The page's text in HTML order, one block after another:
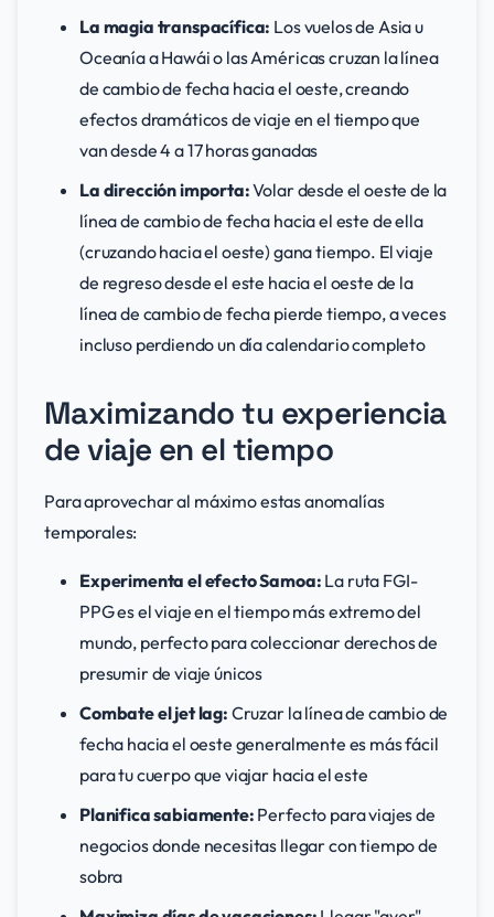
La magia transpacífica: Los vuelos de Asia u
Oceanía a Hawái o las Américas cruzan la línea
de cambio de fecha hacia el oeste, creando
efectos dramáticos de viaje en el tiempo que
van desde 4 a 17 horas ganadas
La dirección importa:Volar desde el oeste de la
línea de cambio de fecha hacia el este de ella
(cruzando hacia el oeste) gana tiempo. El viaje
de regreso desde el este hacia el oeste de la
línea de cambio de fecha pierde tiempo, a veces
incluso perdiendo un día calendario completo
Maximizando tu experiencia
de viaje en el tiempo
Para aprovechar al máximo estas anomalías
temporales:
Experimenta el efecto Samoa: La ruta FGI-
PPG es el viaje en el tiempo más extremo del
mundo, perfecto para coleccionar derechos de
presumir de viaje únicos
Combate el jet lag: Cruzar la línea de cambio de
fecha hacia el oeste generalmente es más fácil
para tu cuerpo que viajar hacia el este
Planifica sabiamente: Perfecto para viajes de
negocios donde necesitas llegar con tiempo de
sobra